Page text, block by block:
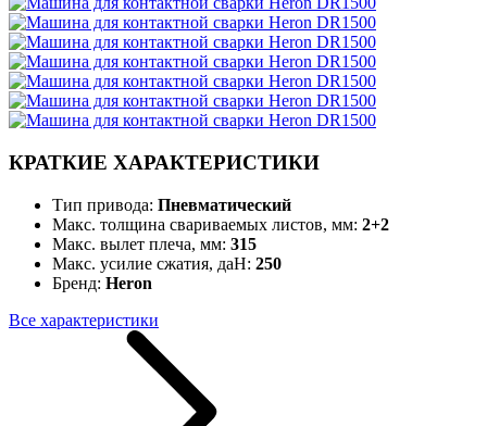
КРАТКИЕ ХАРАКТЕРИСТИКИ
Тип привода: Пневматический
Макс. толщина свариваемых листов, мм: 2+2
Макс. вылет плеча, мм: 315
Макс. усилие сжатия, даН: 250
Бренд: Heron
Все характеристики